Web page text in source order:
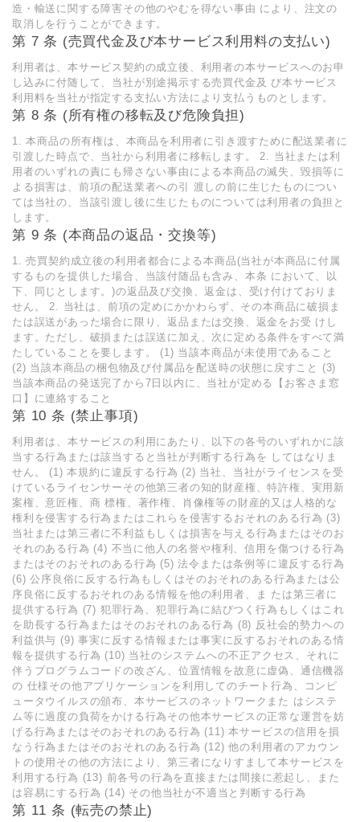
造・輸送に関する障害その他のやむを得ない事由 により、注文の
取消しを行うことができます。
第 7 条 (売買代金及び本サービス利用料の支払い)
利用者は、本サービス契約の成立後、利用者の本サービスへのお申
し込みに付随して、当社が別途掲示する売買代金及 び本サービス
利用料を当社が指定する支払い方法により支払うものとします。
第 8 条 (所有権の移転及び危険負担)
1. 本商品の所有権は、本商品を利用者に引き渡すために配送業者に
引渡した時点で、当社から利用者に移転します。 2. 当社または利
用者のいずれの責にも帰さない事由による本商品の滅失、毀損等に
よる損害は、前項の配送業者への引 渡しの前に生じたものについ
ては当社の、当該引渡し後に生じたものについては利用者の負担と
します。
第 9 条 (本商品の返品・交換等)
1. 売買契約成立後の利用者都合による本商品(当社が本商品に付属
するものを提供した場合、当該付随品も含み、本条 において、以
下、同じとします。)の返品及び交換、返金は、受け付けておりま
せん。 2. 当社は、前項の定めにかかわらず、その本商品に破損ま
たは誤送があった場合に限り、返品または交換、返金をお受 けし
ます。ただし、破損または誤送に加え、次に定める条件をすべて満
たしていることを要します。 (1) 当該本商品が未使用であること
(2) 当該本商品の梱包物及び付属品を配送時の状態に戻すこと (3)
当該本商品の発送完了から7日以内に、当社が定める【お客さま窓
口】に連絡すること
第 10 条 (禁止事項)
利用者は、本サービスの利用にあたり、以下の各号のいずれかに該
当する行為または該当すると当社が判断する行為を してはなりま
せん。 (1) 本規約に違反する行為 (2) 当社、当社がライセンスを受
けているライセンサーその他第三者の知的財産権、特許権、実用新
案権、意匠権、商 標権、著作権、肖像権等の財産的又は人格的な
権利を侵害する行為またはこれらを侵害するおそれのある行為 (3)
当社または第三者に不利益もしくは損害を与える行為またはそのお
それのある行為 (4) 不当に他人の名誉や権利、信用を傷つける行為
またはそのおそれのある行為 (5) 法令または条例等に違反する行為
(6) 公序良俗に反する行為もしくはそのおそれのある行為または公
序良俗に反するおそれのある情報を他の利用者、ま たは第三者に
提供する行為 (7) 犯罪行為、犯罪行為に結びつく行為もしくはこれ
を助⻑する行為またはそのおそれのある行為 (8) 反社会的勢力への
利益供与 (9) 事実に反する情報または事実に反するおそれのある情
報を提供する行為 (10) 当社のシステムへの不正アクセス、それに
伴うプログラムコードの改ざん、位置情報を故意に虚偽、通信機器
の 仕様その他アプリケーションを利用してのチート行為、コンピ
ュータウイルスの頒布、本サービスのネットワークまた はシステ
ム等に過度の負荷をかける行為その他本サービスの正常な運営を妨
げる行為またはそのおそれのある行為 (11) 本サービスの信用を損
なう行為またはそのおそれのある行為 (12) 他の利用者のアカウン
トの使用その他の方法により、第三者になりすまして本サービスを
利用する行為 (13) 前各号の行為を直接または間接に惹起し、また
は容易にする行為 (14) その他当社が不適当と判断する行為
第 11 条 (転売の禁止)